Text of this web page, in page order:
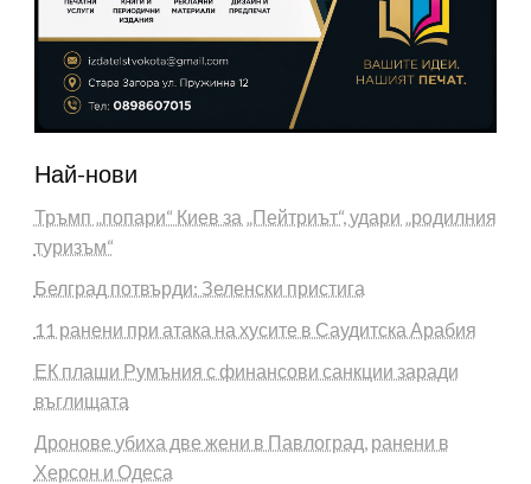
Най-нови
Тръмп „попари“ Киев за „Пейтриът“, удари „родилния
туризъм“
Белград потвърди: Зеленски пристига
11 ранени при атака на хусите в Саудитска Арабия
ЕК плаши Румъния с финансови санкции заради
въглищата
Дронове убиха две жени в Павлоград, ранени в
Херсон и Одеса